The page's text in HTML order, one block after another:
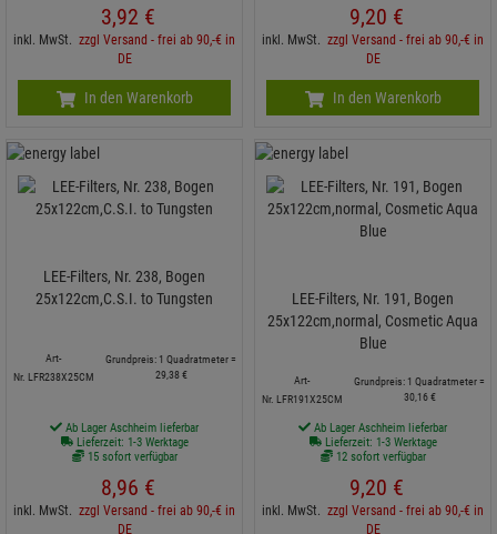
3,92 €
inkl. MwSt. zzgl Versand - frei ab 90,-€ in
DE
In den Warenkorb
9,20 €
inkl. MwSt. zzgl Versand - frei ab 90,-€ in
DE
In den Warenkorb
LEE-Filters, Nr. 238, Bogen
25x122cm,C.S.I. to Tungsten
Art-
Nr. LFR238X25CM
Grundpreis: 1 Quadratmeter =
29,38 €
Ab Lager Aschheim lieferbar
Lieferzeit: 1-3 Werktage
15 sofort verfügbar
8,96 €
inkl. MwSt. zzgl Versand - frei ab 90,-€ in
DE
LEE-Filters, Nr. 191, Bogen
25x122cm,normal, Cosmetic Aqua
Blue
Art-
Nr. LFR191X25CM
Grundpreis: 1 Quadratmeter =
30, 16 €
Ab Lager Aschheim lieferbar
Lieferzeit: 1-3 Werktage
12 sofort verfügbar
9,20 €
inkl. MwSt. zzgl Versand - frei ab 90,-€ in
DE